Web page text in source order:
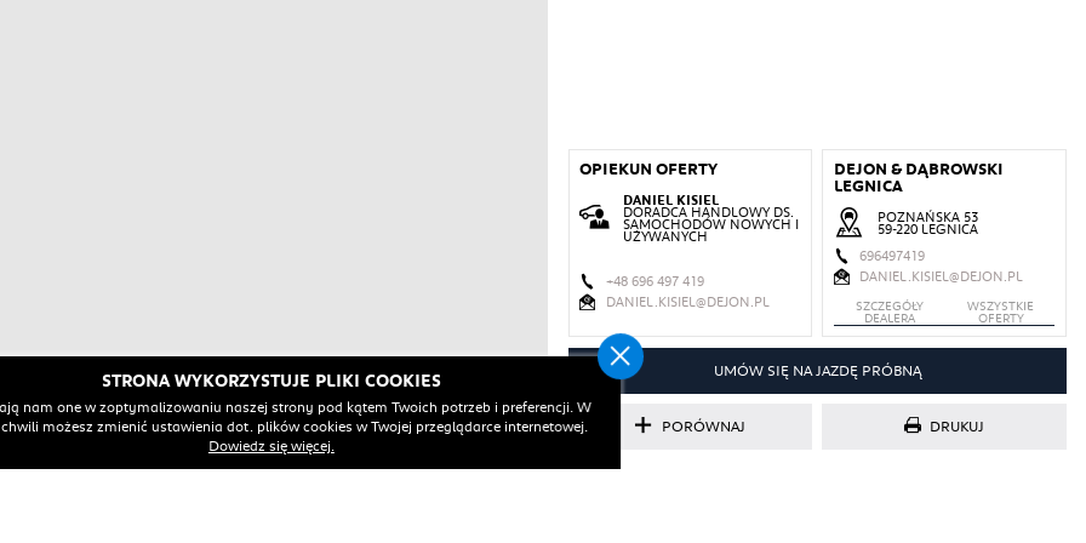
OPIEKUN OFERTY
DANIEL KISIEL
DORADCA HANDLOWY DS.
SAMOCHODÓW NOWYCH I
UŻYWANYCH
+48 696 497 419
DANIEL.KISIEL@DEJON.PL
DEJON & DĄBROWSKI
LEGNICA
POZNAŃSKA 53
59-220 LEGNICA
696497419
DANIEL.KISIEL@DEJON.PL
SZCZEGÓŁY
DEALERA
WSZYSTKIE
OFERTY
UMÓW SIĘ NA JAZDĘ PRÓBNĄ
PORÓWNAJ DRUKUJ
DEALER
STRONA WYKORZYSTUJE PLIKI COOKIES
nam one w zoptymalizowaniu naszej strony pod kątem Twoich potrzeb i preferencji. W
możesz zmienić ustawienia dot. plików cookies w Twojej przeglądarce internetowej.
Dowiedz się więcej.